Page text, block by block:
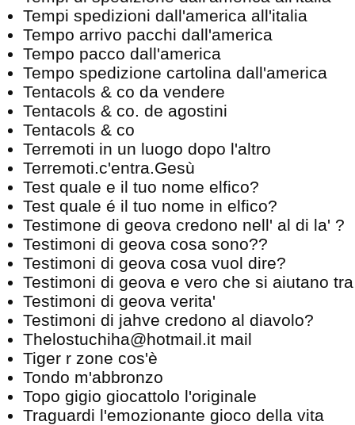
Tempi spedizioni dall'america all'italia
Tempo arrivo pacchi dall'america
Tempo pacco dall'america
Tempo spedizione cartolina dall'america
Tentacols & co da vendere
Tentacols & co. de agostini
Tentacols & co
Terremoti in un luogo dopo l'altro
Terremoti.c'entra.Gesù
Test quale e il tuo nome elfico?
Test quale é il tuo nome in elfico?
Testimone di geova credono nell' al di la' ?
Testimoni di geova cosa sono??
Testimoni di geova cosa vuol dire?
Testimoni di geova e vero che si aiutano
Testimoni di geova verita'
Testimoni di jahve credono al diavolo?
Thelostuchiha@hotmail.it mail
Tiger r zone cos'è
Tondo m'abbronzo
Topo gigio giocattolo l'originale
Traguardi l'emozionante gioco della vita